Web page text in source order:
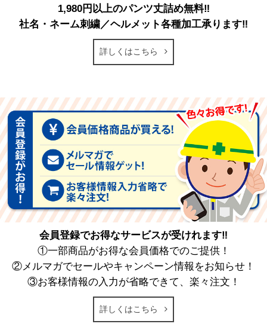
1,980円以上のパンツ丈詰め無料‼
社名・ネーム刺繍／ヘルメット各種加工承ります‼
詳しくはこちら
会員登録でお得なサービスが受けれます‼
①一部商品がお得な会員価格でのご提供！
②メルマガでセールやキャンペーン情報をお知らせ！
③お客様情報の入力が省略できて、楽々注文！
詳しくはこちら